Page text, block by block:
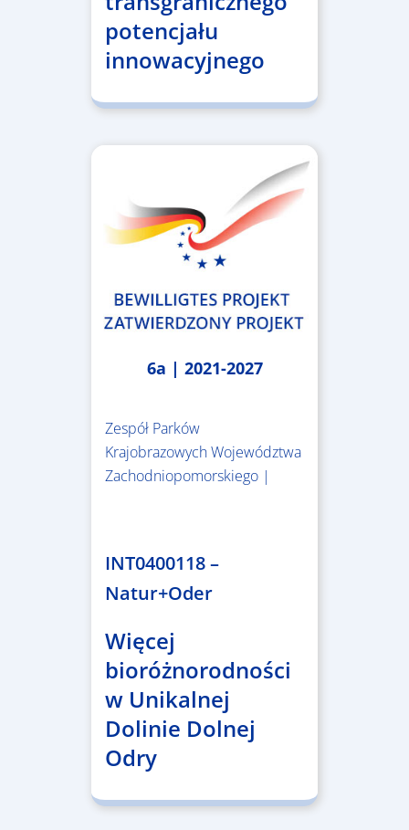
potencjału
innowacyjnego
6a | 2021-2027
Zespół Parków
Krajobrazowych Województwa
Zachodniopomorskiego |
INT0400118 –
Natur+Oder
Więcej
bioróżnorodności
w Unikalnej
Dolinie Dolnej
Odry